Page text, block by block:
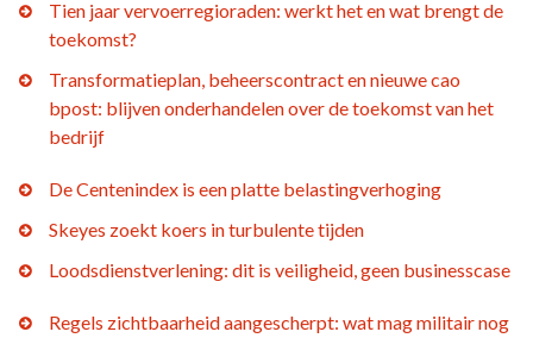
Tien jaar vervoerregioraden: werkt het en wat brengt de
toekomst?
Transformatieplan, beheerscontract en nieuwe cao
bpost: blijven onderhandelen over de toekomst van het
bedrijf
De Centenindex is een platte belastingverhoging
Skeyes zoekt koers in turbulente tijden
Loodsdienstverlening: dit is veiligheid, geen businesscase
Regels zichtbaarheid aangescherpt: wat mag militair nog